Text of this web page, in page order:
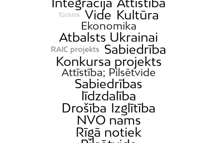
Tūrisms Vide Kultūra
Ekonomika
Atbalsts Ukrainai
RAIC projekts
Sabiedrība
Konkursa projekts
Attīstība; Pilsētvide
Sabiedrības
līdzdalība
Drošība Izglītība
NVO nams
Rīgā notiek